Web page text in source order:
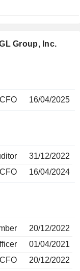
Group, Inc.
16/04/2025
31/12/2022
16/04/2024
20/12/2022
01/04/2021
20/12/2022